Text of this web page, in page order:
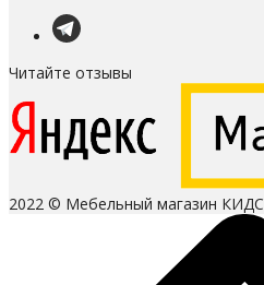
Читайте отзывы
2022 © Мебельный магазин КИДС